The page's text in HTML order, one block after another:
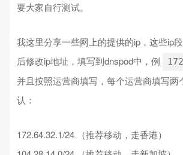
要大家自行测试。
我这里分享一些网上的提供的ip，这些ip
后修改ip地址，填写到dnspod中，例
并且按照运营商填写，每个运营商填写两
认：
172.64.32.1/24 （推荐移动，走香港）